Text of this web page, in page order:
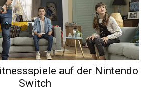
auf der Nintendo
Switch